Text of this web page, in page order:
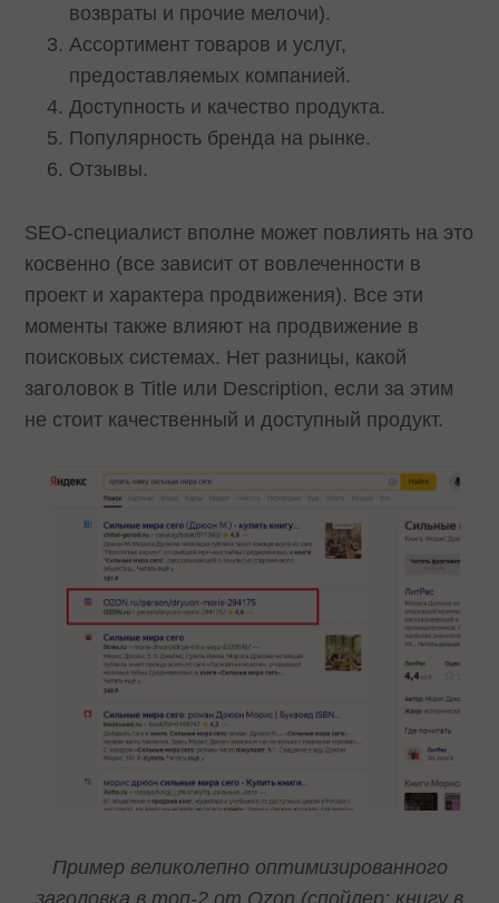
возвраты и прочие мелочи).
Ассортимент товаров и услуг,
предоставляемых компанией.
Доступность и качество продукта.
Популярность бренда на рынке.
Отзывы.
SEO-специалист вполне может повлиять на это
косвенно (все зависит от вовлеченности в
проект и характера продвижения). Все эти
моменты также влияют на продвижение в
поисковых системах. Нет разницы, какой
заголовок в Title или Description, если за этим
не стоит качественный и доступный продукт.
Пример великолепно оптимизированного
заголовка в топ-2 от Ozon (спойлер: книгу в